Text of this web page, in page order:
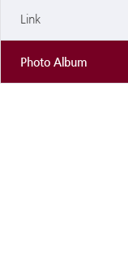
Link
Photo Album